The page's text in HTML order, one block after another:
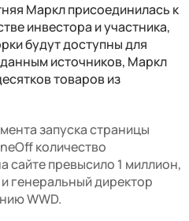
Маркл присоединилась к
инвестора и участника,
будут доступны для
источников, Маркл
товаров из
запуска страницы
количество
сайте превысило 1 миллион,
генеральный директор
WWD.